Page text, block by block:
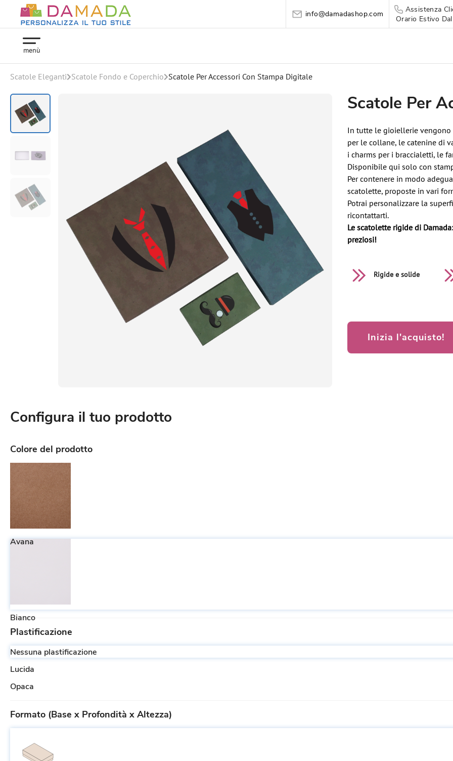
info@damadashop.com
Assistenza
Orario Estivo
menù
Scatole Eleganti Scatole Fondo e Coperchio Scatole Per Accessori Con Stampa Digitale
Scatole Per
In tutte le gioiellerie
per le collane, le catenine di
i charms per i braccialetti, le
Disponibile qui solo con
Per contenere in modo
scatolette, proposte in vari
Potrai personalizzare la
ricontattarti.
Le scatolette rigide di
preziosi!
Rigide e solide
Inizia l'acquisto!
Configura il tuo prodotto
Colore del prodotto
Avana
Bianco
Plastificazione
Nessuna plastificazione
Lucida
Opaca
Formato (Base x Profondità x Altezza)